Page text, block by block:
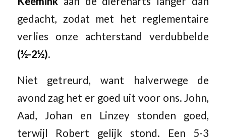
gedacht, zodat met het reglementaire
verlies onze achterstand verdubbelde
(½-2½).
Niet getreurd, want halverwege de
avond zag het er goed uit voor ons. John,
Aad, Johan en Linzey stonden goed,
terwijl Robert gelijk stond. Een 5-3